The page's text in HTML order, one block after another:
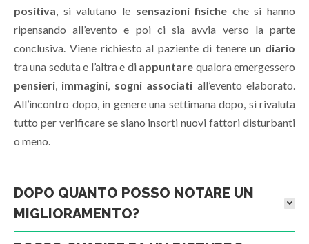
positiva, si valutano le sensazioni fisiche che si hanno
ripensando all’evento e poi ci sia avvia verso la parte
conclusiva. Viene richiesto al paziente di tenere un diario
tra una seduta e l’altra e di appuntare qualora emergessero
pensieri, immagini, sogni associati all’evento elaborato.
All’incontro dopo, in genere una settimana dopo, si rivaluta
tutto per verificare se siano insorti nuovi fattori disturbanti
o meno.
DOPO QUANTO POSSO NOTARE UN
MIGLIORAMENTO?